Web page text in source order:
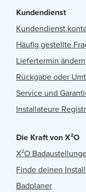
Kundendienst
Kundendienst
Häufig gestellte
Liefertermin ändern
Rückgabe oder
Service und
Installateure
Die Kraft von X²O
X²O
Finde deinen
Badplaner